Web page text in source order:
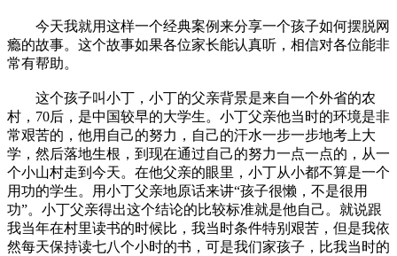
今天我就用这样一个经典案例来分享一个孩子如何摆脱网
瘾的故事。这个故事如果各位家长能认真听，相信对各位能非
常有帮助。
这个孩子叫小丁，小丁的父亲背景是来自一个外省的农
村，70后，是中国较早的大学生。小丁父亲他当时的环境是非
常艰苦的，他用自己的努力，自己的汗水一步一步地考上大
学，然后落地生根，到现在通过自己的努力一点一点的，从一
个小山村走到今天。在他父亲的眼里，小丁从小都不算是一个
用功的学生。用小丁父亲地原话来讲“孩子很懒，不是很用
功”。小丁父亲得出这个结论的比较标准就是他自己。就说跟
我当年在村里读书的时候比，我当时条件特别艰苦，但是我依
然每天保持读七八个小时的书，可是我们家孩子，比我当时的